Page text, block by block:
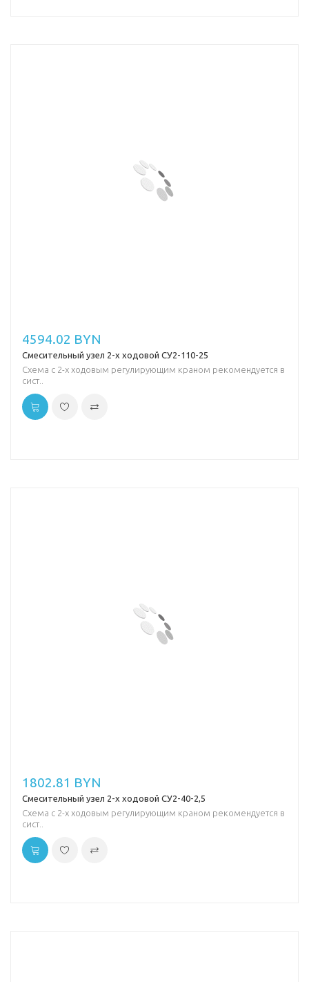
4594.02 BYN
Смесительный узел 2-х ходовой СУ2-110-25
Схема с 2-х ходовым регулирующим краном рекомендуется в
сист..
1802.81 BYN
Смесительный узел 2-х ходовой СУ2-40-2,5
Схема с 2-х ходовым регулирующим краном рекомендуется в
сист..